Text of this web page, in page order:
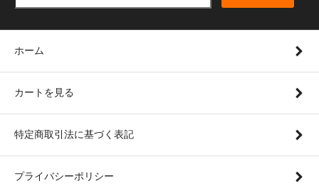
ホーム
カートを見る
特定商取引法に基づく表記
プライバシーポリシー